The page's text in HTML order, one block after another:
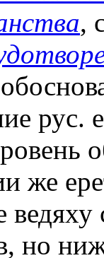
,
рус.
же
но